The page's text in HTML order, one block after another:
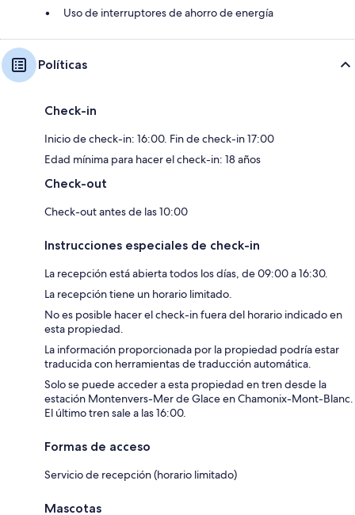
Uso de interruptores de ahorro de energía
Políticas
Check-in
Inicio de check-in: 16:00. Fin de check-in 17:00
Edad mínima para hacer el check-in: 18 años
Check-out
Check-out antes de las 10:00
Instrucciones especiales de check-in
La recepción está abierta todos los días, de 09:00 a 16:30.
La recepción tiene un horario limitado.
No es posible hacer el check-in fuera del horario indicado en
esta propiedad.
La información proporcionada por la propiedad podría estar
traducida con herramientas de traducción automática.
Solo se puede acceder a esta propiedad en tren desde la
estación Montenvers-Mer de Glace en Chamonix-Mont-Blanc.
El último tren sale a las 16:00.
Formas de acceso
Servicio de recepción (horario limitado)
Mascotas